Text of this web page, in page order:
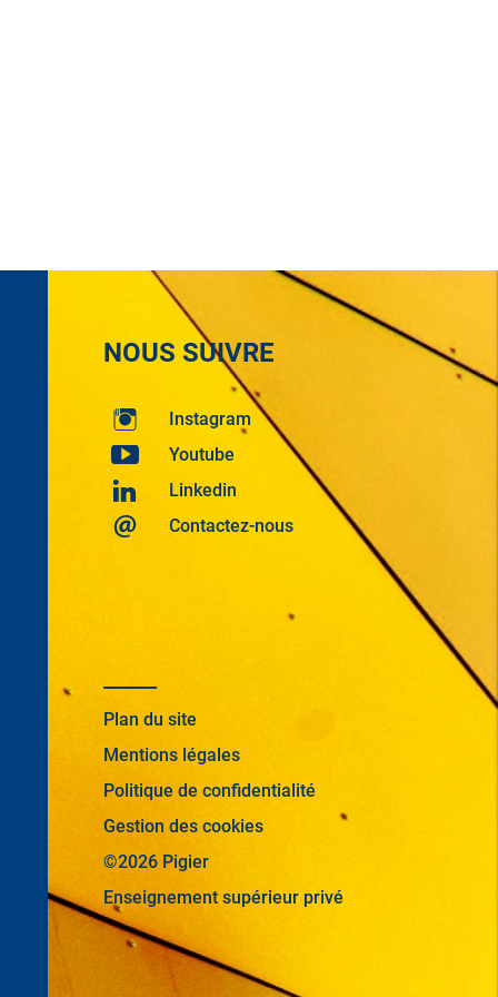
NOUS SUIVRE
Instagram
Youtube
Linkedin
Contactez-nous
Plan du site
Mentions légales
Politique de confidentialité
Gestion des cookies
©2026 Pigier
Enseignement supérieur privé